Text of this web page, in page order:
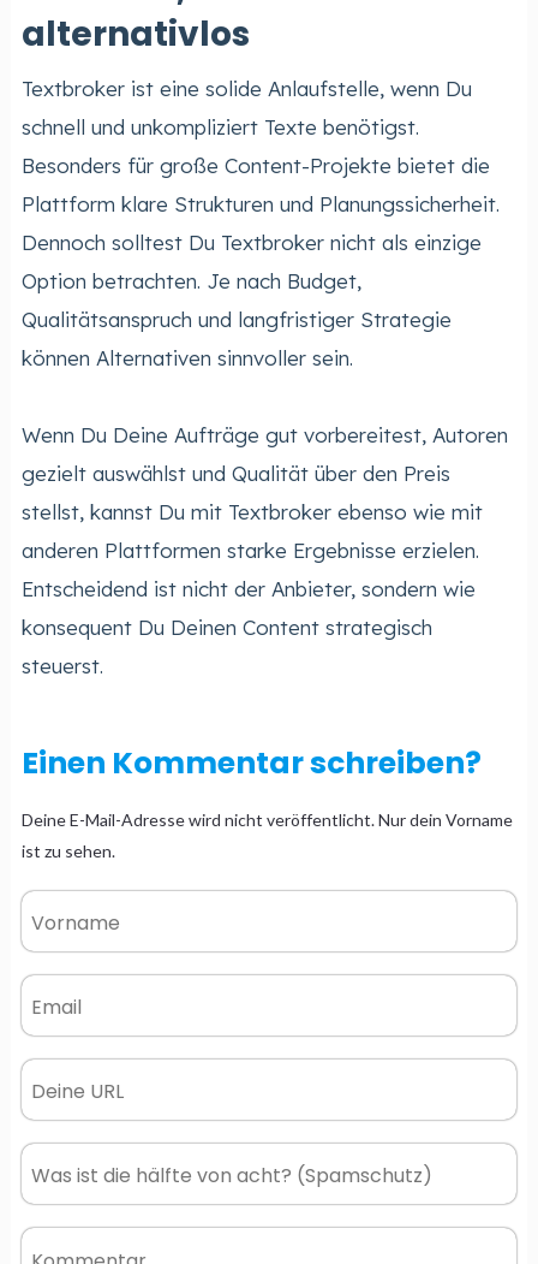
alternativlos
Textbroker ist eine solide Anlaufstelle, wenn Du
schnell und unkompliziert Texte benötigst.
Besonders für große Content-Projekte bietet die
Plattform klare Strukturen und Planungssicherheit.
Dennoch solltest Du Textbroker nicht als einzige
Option betrachten. Je nach Budget,
Qualitätsanspruch und langfristiger Strategie
können Alternativen sinnvoller sein.
Wenn Du Deine Aufträge gut vorbereitest, Autoren
gezielt auswählst und Qualität über den Preis
stellst, kannst Du mit Textbroker ebenso wie mit
anderen Plattformen starke Ergebnisse erzielen.
Entscheidend ist nicht der Anbieter, sondern wie
konsequent Du Deinen Content strategisch
steuerst.
Einen Kommentar schreiben?
Deine E-Mail-Adresse wird nicht veröffentlicht. Nur dein Vorname
ist zu sehen.